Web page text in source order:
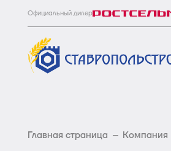
Официальный дилер
Главная страница Компания